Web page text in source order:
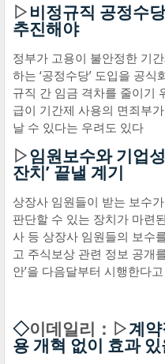
▷비정규직 공정수
추진해야
정부가 고용이 불안정한 기
하는 ‘공정수당’ 도입을 공
규직 간 임금 격차를 줄이기
급이 기간제 사용의 면죄부
날 수 있다는 우려도 있다
▷임원보수와 기업
잔치’ 끝낼 계기
상장사 임원들이 받는 보수
판단할 수 있는 장치가 마련
사 등 상장사 임원들의 보수
고 주식보상 관련 정보 공개
안’을 다음달부터 시행한다
◇이데일리：▷계
용 개혁 없이 효과